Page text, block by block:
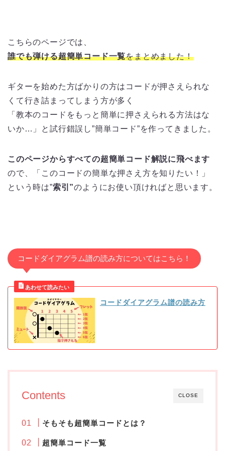
こちらのページでは、
誰でも弾ける超簡単コード一覧をまとめました！
ギターを始めた方ばかりの方はコードが押さえられな
くて行き詰まってしまう方が多く
「教本のコードをもっと簡単に押さえられる方法はな
いか…」と試行錯誤し”簡単コード”を作ってきました。
このページからすべての超簡単コード解説に飛べます
ので、「このコードの簡単な押さえ方を知りたい！」
という時は”索引”のようにお使い頂ければと思います。
コードダイアグラム譜の読み方についてはこちら！
コードダイアグラム譜の読み方
CLOSE
Contents
そもそも超簡単コードとは？
超簡単コード一覧